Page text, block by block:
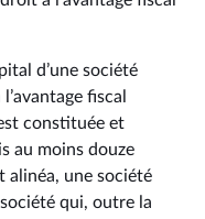
d’une société
fiscal
constituée et
au moins douze
alinéa, une société
qui, outre la